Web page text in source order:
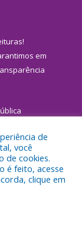
!
em
Municipal de
de
você
de cookies.
é feito, acesse
clique em